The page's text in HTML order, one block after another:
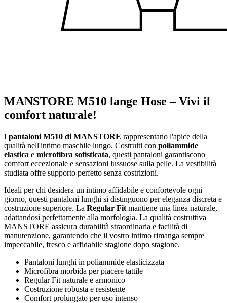
MANSTORE M510 lange Hose – Vivi il
comfort naturale!
I pantaloni M510 di MANSTORE rappresentano l'apice della
qualità nell'intimo maschile lungo. Costruiti con poliammide
elastica e microfibra sofisticata, questi pantaloni garantiscono
comfort eccezionale e sensazioni lussuose sulla pelle. La vestibilità
studiata offre supporto perfetto senza costrizioni.
Ideali per chi desidera un intimo affidabile e confortevole ogni
giorno, questi pantaloni lunghi si distinguono per eleganza discreta e
costruzione superiore. La Regular Fit mantiene una linea naturale,
adattandosi perfettamente alla morfologia. La qualità costruttiva
MANSTORE assicura durabilità straordinaria e facilità di
manutenzione, garantendo che il vostro intimo rimanga sempre
impeccabile, fresco e affidabile stagione dopo stagione.
Pantaloni lunghi in poliammide elasticizzata
Microfibra morbida per piacere tattile
Regular Fit naturale e armonico
Costruzione robusta e resistente
Comfort prolungato per uso intenso